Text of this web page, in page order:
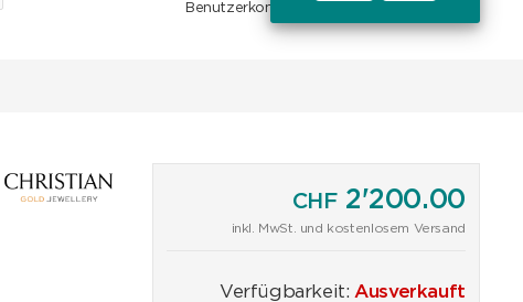
Benutzerkonto
CHF2'200.00
inkl. MwSt. und kostenlosem Versand
Verfügbarkeit: Ausverkauft